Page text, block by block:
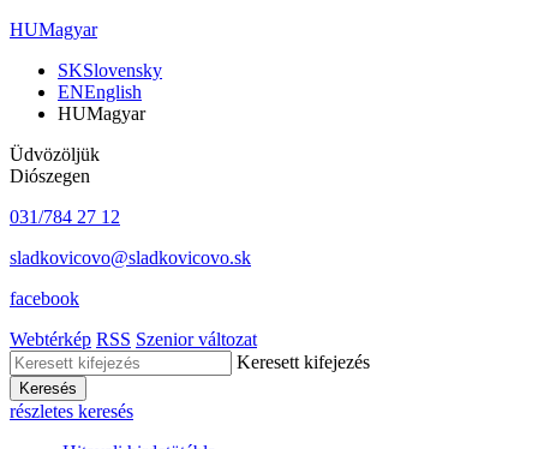
HUMagyar
SKSlovensky
ENEnglish
HUMagyar
Üdvözöljük
Diószegen
031/784 27 12
sladkovicovo@sladkovicovo.sk
facebook
Webtérkép RSS Szenior változat
Keresett kifejezés
Keresés
részletes keresés